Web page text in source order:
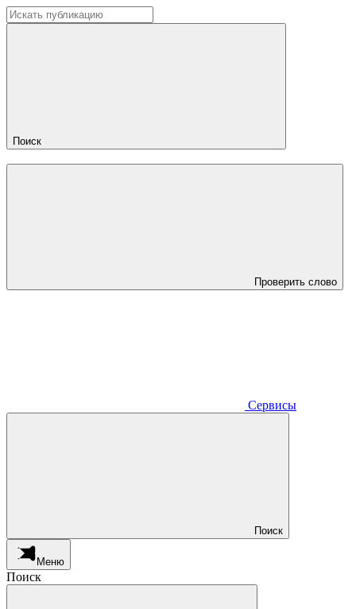
Поиск
Проверить слово
Сервисы
Поиск
Меню
Поиск